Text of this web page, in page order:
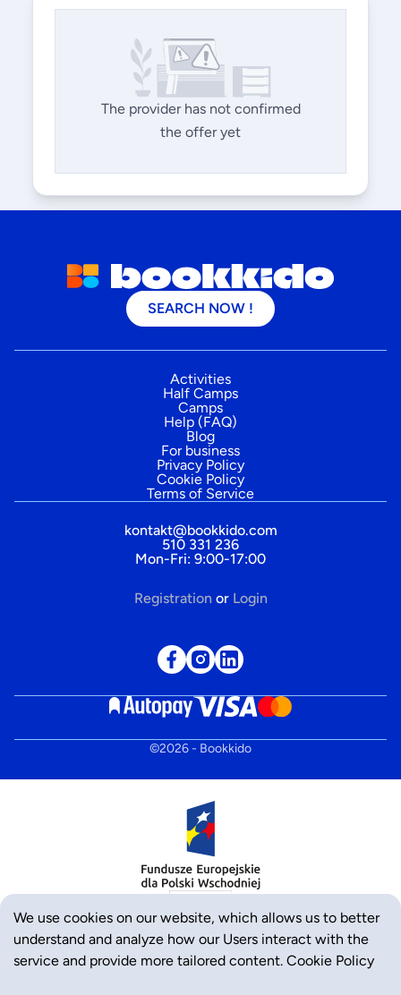
The provider has not confirmed
the offer yet
SEARCH NOW !
Activities
Half Camps
Camps
Help (FAQ)
Blog
For business
Privacy Policy
Cookie Policy
Terms of Service
kontakt@bookkido.com
510 331 236
Mon-Fri: 9:00-17:00
Registration or Login
©2026- Bookkido
We use cookies on our website, which allows us to better
understand and analyze how our Users interact with the
service and provide more tailored content. Cookie Policy